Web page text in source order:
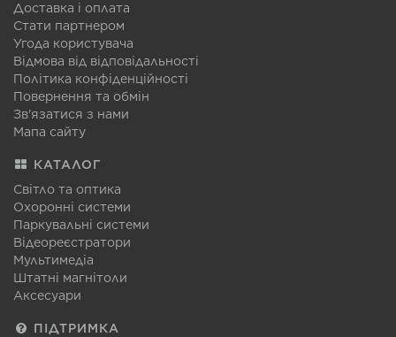
Доставка і оплата
Стати партнером
Угода користувача
Відмова від відповідальності
Політика конфіденційності
Повернення та обмін
Зв'язатися з нами
Мапа сайту
КАТАЛОГ
Світло та оптика
Охоронні системи
Паркувальні системи
Відеореєстратори
Мультимедіа
Штатні магнітоли
Аксесуари
ПІДТРИМКА